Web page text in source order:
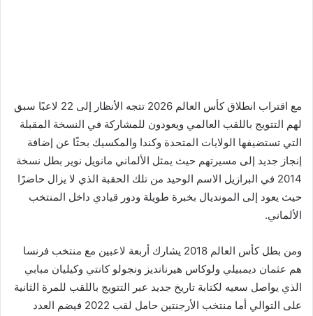
مع اقتراب انطلاق كأس العالم 2026 تتجه الأنظار إلى 22 لاعبًا سبق
لهم التتويج باللقب العالمي ويعودون للمشاركة في النسخة المقبلة
التي تستضيفها الولايات المتحدة وكندا والمكسيك بحثًا عن إضافة
إنجاز جديد إلى مسيرتهم حيث يمثل الألماني مانويل نوير بطل نسخة
2014 في البرازيل الاسم الوحيد من تلك الحقبة الذي لا يزال حاضرًا
حيث يعود إلى المونديال بخبرة طويلة ودور قيادي داخل المنتخب
الألماني.
ومن بطل كأس العالم 2018 يشارك أربعة لاعبين مع منتخب فرنسا
هم عثمان ديمبيلي ولوكاس هيرنانديز ونجولو كانتي وكيليان مبابي
الذي يواصل سعيه لكتابة تاريخ جديد عبر التتويج باللقب للمرة الثانية
على التوالي أما منتخب الأرجنتين حامل لقب 2022 فيضم العدد